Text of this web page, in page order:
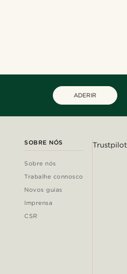
ADERIR
SOBRE NÓS
Sobre nós
Trabalhe connosco
Novos guias
Imprensa
CSR
Trustpilot